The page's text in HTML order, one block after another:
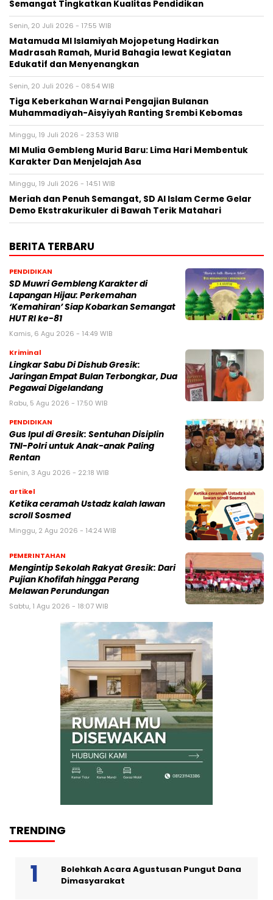
Semangat Tingkatkan Kualitas Pendidikan
Senin, 20 Juli 2026 - 17:55 WIB
Matamuda MI Islamiyah Mojopetung Hadirkan
Madrasah Ramah, Murid Bahagia lewat Kegiatan
Edukatif dan Menyenangkan
Senin, 20 Juli 2026 - 08:54 WIB
Tiga Keberkahan Warnai Pengajian Bulanan
Muhammadiyah-Aisyiyah Ranting Srembi Kebomas
Minggu, 19 Juli 2026 - 23:53 WIB
MI Mulia Gembleng Murid Baru: Lima Hari Membentuk
Karakter Dan Menjelajah Asa
Minggu, 19 Juli 2026 - 14:51 WIB
Meriah dan Penuh Semangat, SD Al Islam Cerme Gelar
Demo Ekstrakurikuler di Bawah Terik Matahari
BERITA TERBARU
PENDIDIKAN
SD Muwri Gembleng Karakter di
Lapangan Hijau: Perkemahan
‘Kemahiran’ Siap Kobarkan Semangat
HUT RI ke-81
Kamis, 6 Agu 2026 - 14:49 WIB
Kriminal
Lingkar Sabu Di Dishub Gresik:
Jaringan Empat Bulan Terbongkar, Dua
Pegawai Digelandang
Rabu, 5 Agu 2026 - 17:50 WIB
PENDIDIKAN
Gus Ipul di Gresik: Sentuhan Disiplin
TNI-Polri untuk Anak-anak Paling
Rentan
Senin, 3 Agu 2026 - 22:18 WIB
artikel
Ketika ceramah Ustadz kalah lawan
scroll Sosmed
Minggu, 2 Agu 2026 - 14:24 WIB
PEMERINTAHAN
Mengintip Sekolah Rakyat Gresik: Dari
Pujian Khofifah hingga Perang
Melawan Perundungan
Sabtu, 1 Agu 2026 - 18:07 WIB
TRENDING
Bolehkah Acara Agustusan Pungut Dana
Dimasyarakat